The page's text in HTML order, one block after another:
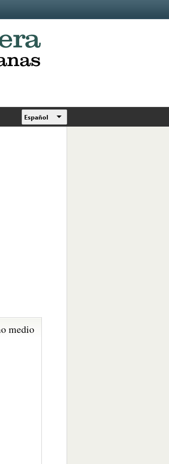
Español
medio